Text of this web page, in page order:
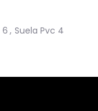
6 , Suela Pvc 4